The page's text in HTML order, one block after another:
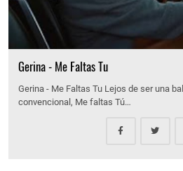
Gerina - Me Faltas Tu
Gerina - Me Faltas Tu Lejos de ser una
convencional, Me faltas Tú…